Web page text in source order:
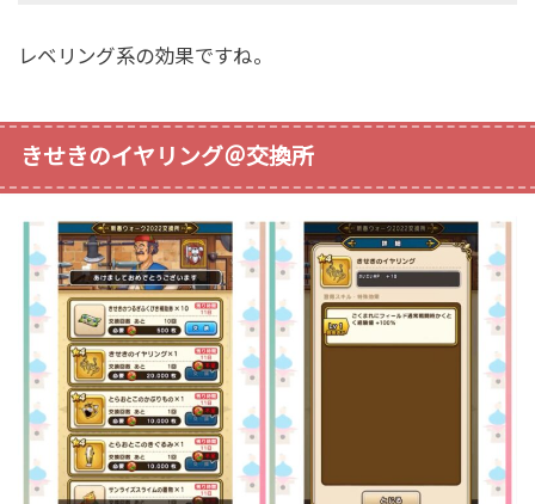
レベリング系の効果ですね。
きせきのイヤリング＠交換所